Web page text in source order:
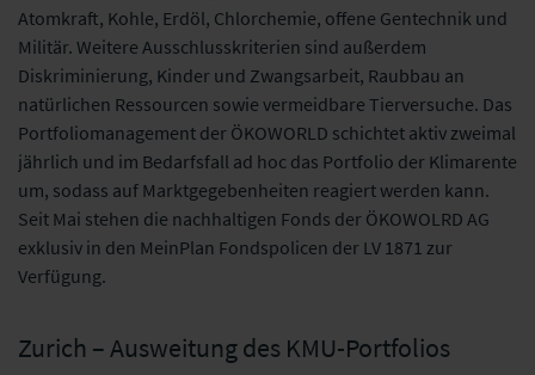
Atomkraft, Kohle, Erdöl, Chlorchemie, offene Gentechnik und
Militär. Weitere Ausschlusskriterien sind außerdem
Diskriminierung, Kinder und Zwangsarbeit, Raubbau an
natürlichen Ressourcen sowie vermeidbare Tierversuche. Das
Portfoliomanagement der ÖKOWORLD schichtet aktiv zweimal
jährlich und im Bedarfsfall ad hoc das Portfolio der Klimarente
um, sodass auf Marktgegebenheiten reagiert werden kann.
Seit Mai stehen die nachhaltigen Fonds der ÖKOWOLRD AG
exklusiv in den MeinPlan Fondspolicen der LV 1871 zur
Verfügung.
Zurich – Ausweitung des KMU-Portfolios